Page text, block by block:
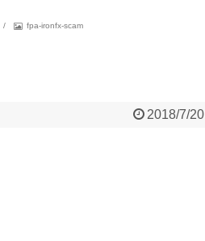
/ fpa-ironfx-scam
2018/7/20